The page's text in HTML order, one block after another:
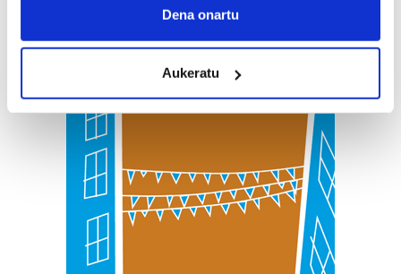
Collect information about your geographical
Identify your device by actively scanning it for
specific characteristics (fingerprinting)
Find out more about how your personal data is processed
and set your preferences in the
details section
Guk eta gure bazkideek zure datu pertsonalak
prozesatzen ditugu, zure IP zenbakia, besteak beste,
teknologia erabiliz, cookieak adibidez, iragarki eta eduki
pertsonalizatuak eskaintzeko, iragarkiak eta edukia
Dena onartu
Aukeratu